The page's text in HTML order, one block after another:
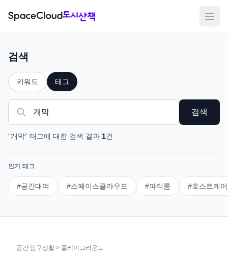
메뉴
검색
키워드 태그
검색
“개막” 태그에 대한 검색 결과 1건
인기 태그
#공간대여 #스페이스클라우드 #파티룸 #호스트케어
공간 탐구생활 > 플레이그라운드